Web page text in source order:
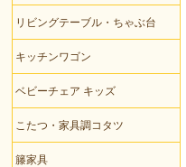
リビングテーブル・ちゃぶ台
キッチンワゴン
ベビーチェア キッズ
こたつ・家具調コタツ
籐家具